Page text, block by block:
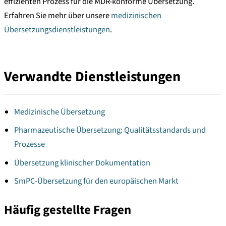
Erfahren Sie mehr über unseremedizinischen
Übersetzungsdienstleistungen.
Verwandte Dienstleistungen
Medizinische Übersetzung
Pharmazeutische Übersetzung: Qualitätsstandards und
Prozesse
Übersetzung klinischer Dokumentation
SmPC-Übersetzung für den europäischen Markt
Häufig gestellte Fragen